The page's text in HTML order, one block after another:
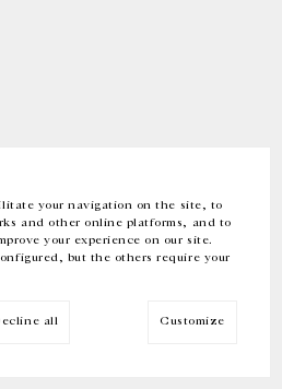
your navigation on the site, to
and other online platforms, and to
your experience on our site.
but the others require your
all Customize